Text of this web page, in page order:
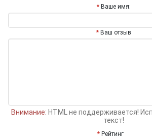
Ваше имя:
Ваш отзыв
Внимание: HTML не поддерживается!
текст!
Рейтинг